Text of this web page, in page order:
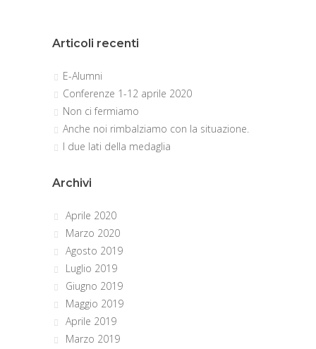
Articoli recenti
E-Alumni
Conferenze 1-12 aprile 2020
Non ci fermiamo
Anche noi rimbalziamo con la situazione.
I due lati della medaglia
Archivi
Aprile 2020
Marzo 2020
Agosto 2019
Luglio 2019
Giugno 2019
Maggio 2019
Aprile 2019
Marzo 2019